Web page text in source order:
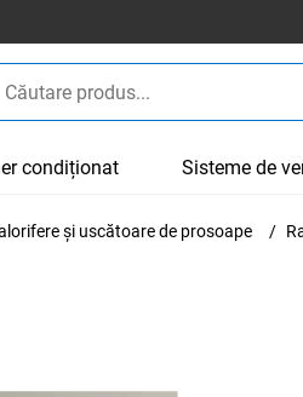
condiționat Sisteme de
și uscătoare de prosoape